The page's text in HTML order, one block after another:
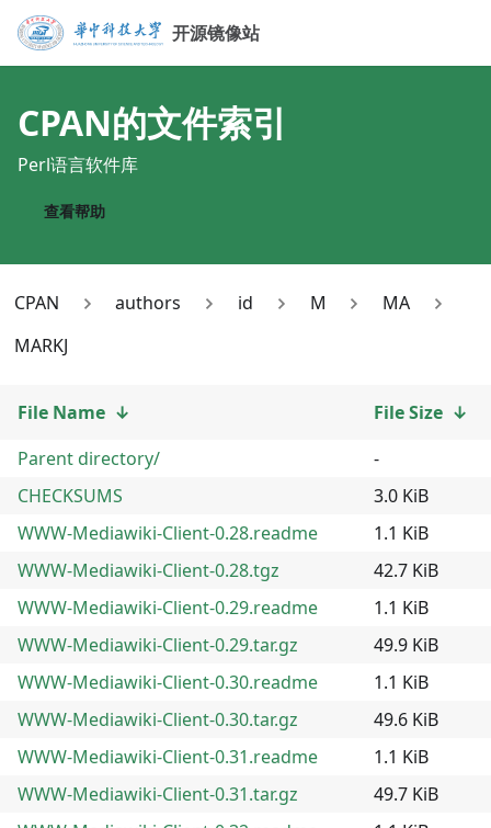
开源镜像站
CPAN的文件索引
Perl语言软件库
查看帮助
CPAN authors id M
MA
MARKJ
File Name ↓ File Size ↓
Parent directory/
-
CHECKSUMS
3.0 KiB
WWW-Mediawiki-Client-0.28.readme
1.1 KiB
WWW-Mediawiki-Client-0.28.tgz
42.7 KiB
WWW-Mediawiki-Client-0.29.readme
1.1 KiB
WWW-Mediawiki-Client-0.29.tar.gz
49.9 KiB
WWW-Mediawiki-Client-0.30.readme
1.1 KiB
WWW-Mediawiki-Client-0.30.tar.gz
49.6 KiB
WWW-Mediawiki-Client-0.31.readme
1.1 KiB
WWW-Mediawiki-Client-0.31.tar.gz
49.7 KiB